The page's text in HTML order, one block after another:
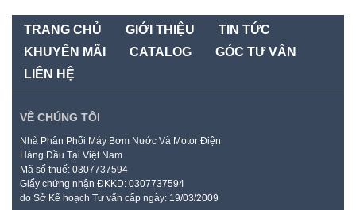
TRANG CHỦ GIỚI THIỆU
TIN TỨC
KHUYẾN MÃI
CATALOG
GÓC TƯ VẤN
LIÊN HỆ
VỀ CHÚNG TÔI
Nhà Phân Phối Máy Bơm Nước Và Motor Điện
Hàng Đầu Tại Việt Nam
Mã số thuế: 0307737594
Giấy chứng nhận ĐKKD: 0307737594
do Sở Kế hoạch Tư vấn cấp ngày: 19/03/2009